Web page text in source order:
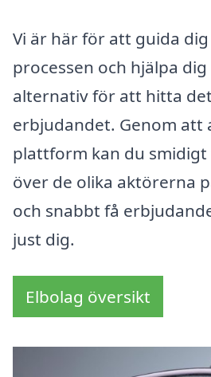
Vi är här för att guida
processen och hjälpa
alternativ för att hitta
erbjudandet. Genom att
plattform kan du smidigt
över de olika aktörerna
och snabbt få
just dig.
Elbolag översikt